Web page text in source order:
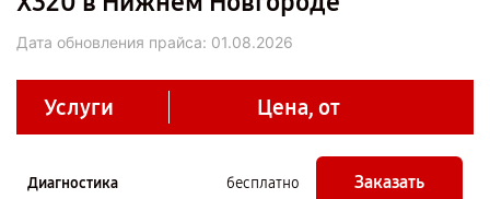
Дата обновления прайса: 01.08.2026
Услуги Цена, от
Диагностика бесплатно Заказать